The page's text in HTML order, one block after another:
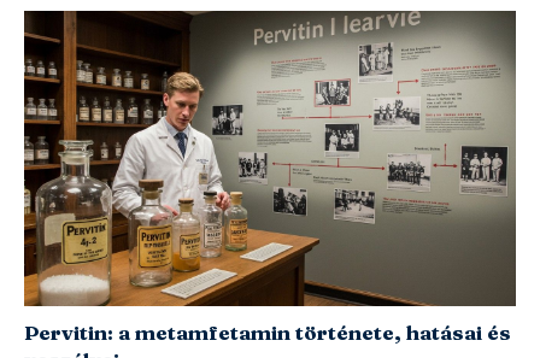
Pervitin: a metamfetamin története, hatásai és